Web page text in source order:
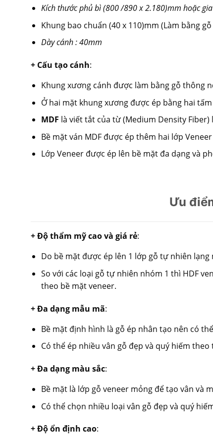
Kích thước phủ bì (800 /890 x 2.180)mm hoặc
Khung bao chuẩn (40 x 110)mm (Làm bằng
Dày cánh : 40mm
+ Cấu tạo cánh:
Khung xương cánh được làm bằng gỗ thông
Ở hai mặt khung xương được ép bằng hai
MDF là viết tắt của từ (Medium Density
Bề mặt ván MDF được ép thêm hai lớp
Lớp Veneer được ép lên bề mặt đa dạng và
Ưu
+ Độ thẩm mỹ cao và giá rẻ:
Do bề mặt được ép lên 1 lớp gỗ tự nhiên
So với các loại gỗ tự nhiên nhóm 1 thì HDF
theo bề mặt veneer.
+ Đa dạng mẫu mã:
Bề mặt định hình là gỗ ép nhân tạo nên có
Có thể ép nhiều vân gỗ đẹp và quý hiếm
+ Đa dạng màu sắc:
Bề mặt là lớp gỗ veneer mỏng để tạo vân và
Có thể chọn nhiều loại vân gỗ đẹp và quý
+ Độ ổn định cao: